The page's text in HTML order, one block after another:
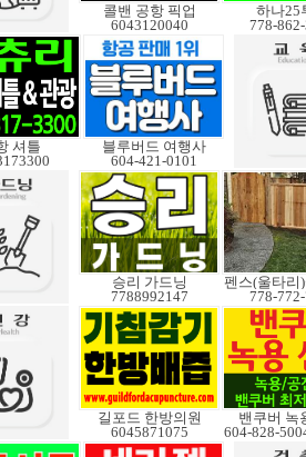
콜밴 공항 픽업
6043120040
하나25
778-
셔틀
블루버드 여행사
604-421-0101
승리 가드닝
7788992147
778-
길포드 한방의원
6045871075
밴쿠버 녹